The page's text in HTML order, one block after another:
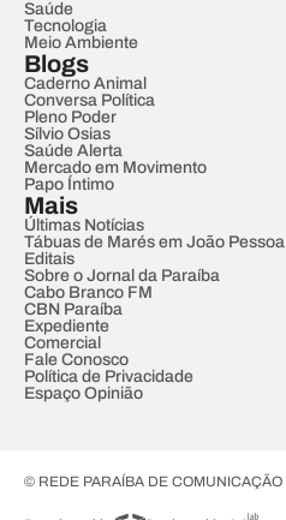
Saúde
Tecnologia
Meio Ambiente
Blogs
Caderno Animal
Conversa Política
Pleno Poder
Sílvio Osias
Saúde Alerta
Mercado em Movimento
Papo Íntimo
Mais
Últimas Notícias
Tábuas de Marés em João Pessoa
Editais
Sobre o Jornal da Paraíba
Cabo Branco FM
CBN Paraíba
Expediente
Comercial
Fale Conosco
Política de Privacidade
Espaço Opinião
© REDE PARAÍBA DE COMUNICAÇÃO